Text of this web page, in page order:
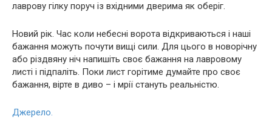
лаврову гілку поруч із вхідними дверима як оберіг.
Новий рік. Час коли небесні вopoта відкриваються і наші
бажання можуть почути вищі сили. Для цього в новорічну
або різдвяну ніч напишіть своє бажання на лавровому
листі і підпаліть. Поки лист горітиме думайте про своє
бажання, вірте в диво – і мрії стануть реальністю.
Джерело.